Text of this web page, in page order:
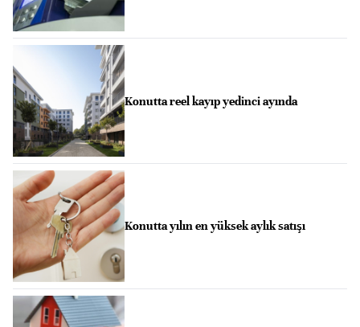
Konutta reel kayıp yedinci ayında
Konutta yılın en yüksek aylık satışı